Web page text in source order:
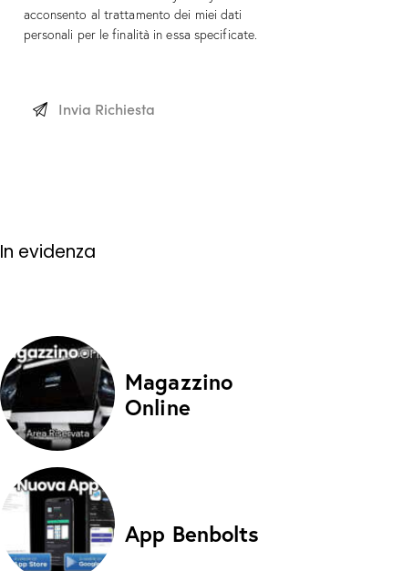
acconsento al trattamento dei miei dati
personali per le finalità in essa specificate.
In evidenza
Magazzino
Online
App Benbolts